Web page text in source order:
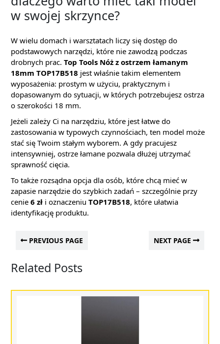
w swojej skrzynce?
W wielu domach i warsztatach liczy się dostęp do
podstawowych narzędzi, które nie zawodzą podczas
drobnych prac. Top Tools Nóż z ostrzem łamanym
18mm TOP17B518 jest właśnie takim elementem
wyposażenia: prostym w użyciu, praktycznym i
dopasowanym do sytuacji, w których potrzebujesz ostrza
o szerokości 18 mm.
Jeżeli zależy Ci na narzędziu, które jest łatwe do
zastosowania w typowych czynnościach, ten model może
stać się Twoim stałym wyborem. A gdy pracujesz
intensywniej, ostrze łamane pozwala dłużej utrzymać
sprawność cięcia.
To także rozsądna opcja dla osób, które chcą mieć w
zapasie narzędzie do szybkich zadań – szczególnie przy
cenie 6 zł i oznaczeniu TOP17B518, które ułatwia
identyfikację produktu.
PREVIOUS PAGE NEXT PAGE
Related Posts